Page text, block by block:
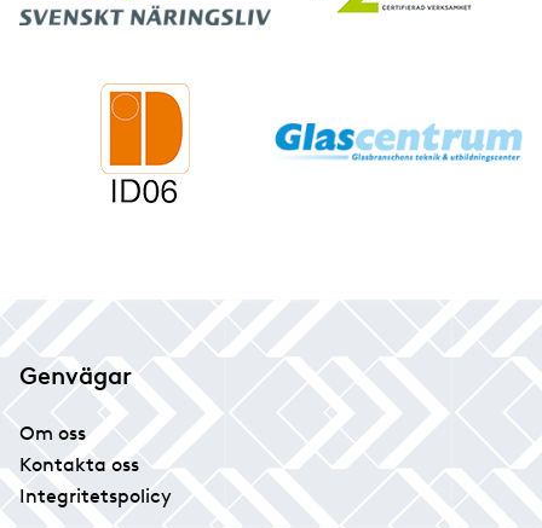
Genvägar
Om oss
Kontakta oss
Integritetspolicy